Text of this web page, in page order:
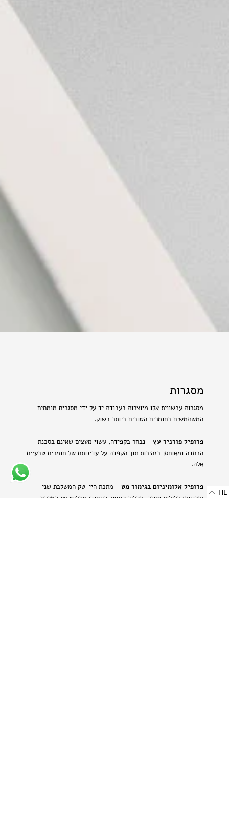
מסגרות
מסגרות עכשווית אלו מיוצרות בעבודת יד על ידי מסגרים מומחים
המשתמשים בחומרים הטובים ביותר בשוק.
פרופיל פורניר עץ - נבחר בקפידה, עשוי מעצים שאינם בסכנת
הכחדה ומאוחסן בזהירות תוך הקפדה על עדינותם של חומרים טבעיים
אלה.
פרופיל אלומיניום בגימור מט - מתכת היי-טק המשלבת שני
יתרונות: קלילות וחוזק. תהליך הייצור הייחודי מבליט את המרקם
HE